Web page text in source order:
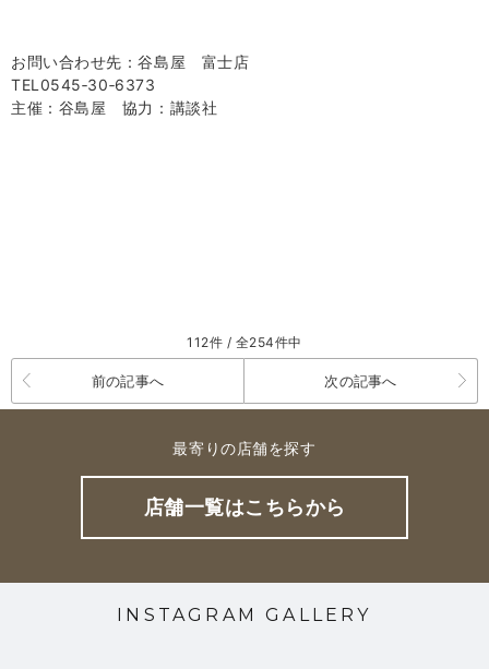
お問い合わせ先：谷島屋 富士店
TEL0545‐30‐6373
主催：谷島屋 協力：講談社
112件 / 全254件中
前の記事へ 次の記事へ
最寄りの店舗を探す
店舗一覧はこちらから
INSTAGRAM GALLERY